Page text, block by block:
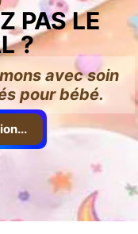
PAS LE
?
avec soin
pour bébé.